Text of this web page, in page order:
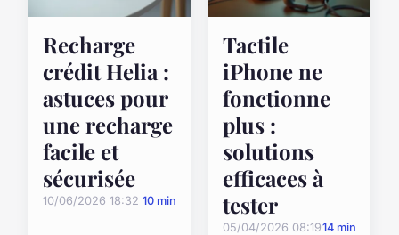
Recharge
crédit Helia :
astuces pour
une recharge
facile et
sécurisée
10/06/2026 18:32 10 min
Tactile
iPhone ne
fonctionne
plus :
solutions
efficaces à
tester
05/04/2026 08:1914 min